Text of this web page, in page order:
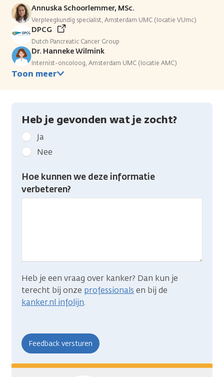
Annuska Schoorlemmer, MSc.
Verpleegkundig specialist, Amsterdam UMC (locatie VUmc)
DPCG
Dutch Pancreatic Cancer Group
Dr. Hanneke Wilmink
Internist-oncoloog, Amsterdam UMC (locatie AMC)
Toon meer
Heb je gevonden wat je zocht?
Geef
kanker.nl
feedback:
Heb
gevonden
Ja
Nee
Hoe kunnen we deze informatie
verbeteren?
Heb je een vraag over kanker? Dan kun je
terecht bij onze professionals en bij de
kanker.nl infolijn.